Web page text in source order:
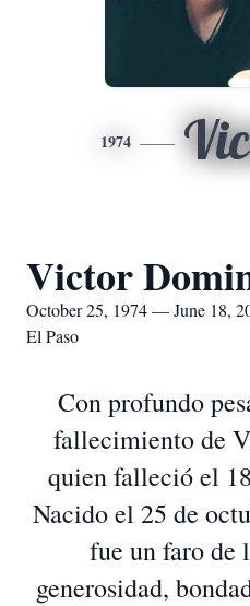
1974
Victor
October 25, 1974 — June 18,
El Paso
Con profundo
fallecimiento de
quien falleció el
Nacido el 25 de
fue un faro de
generosidad,